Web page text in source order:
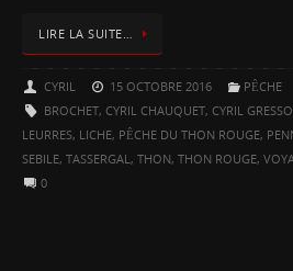
LIRE LA SUITE…
CYRIL 15 OCTOBRE 2016
PÊCHE
BROCHET, CYRIL CHAUQUET, CYRIL
LEURRES, LICHE, PÊCHE DU THON ROUGE,
SEBILE, TASSERGAL , THON, THON ROUGE,
0